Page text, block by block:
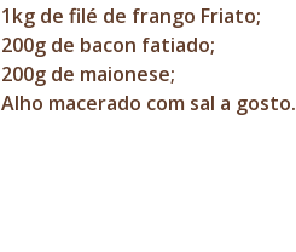
1kg de filé de frango Friato;
200g de bacon fatiado;
200g de maionese;
Alho macerado com sal a gosto.